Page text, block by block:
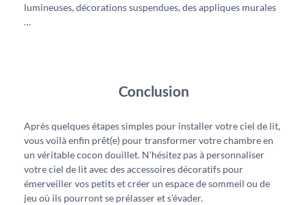
lumineuses, décorations suspendues, des appliques murales
…
Conclusion
Après quelques étapes simples pour installer votre ciel de lit,
vous voilà enfin prêt(e) pour transformer votre chambre en
un véritable cocon douillet. N’hésitez pas à personnaliser
votre ciel de lit avec des accessoires décoratifs pour
émerveiller vos petits et créer un espace de sommeil ou de
jeu où ils pourront se prélasser et s’évader.